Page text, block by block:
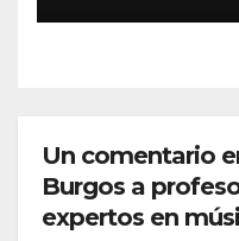
Un comentario
Burgos a
expertos en